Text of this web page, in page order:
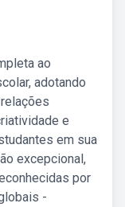
ao
adotando
e
em sua
excepcional,
por
-